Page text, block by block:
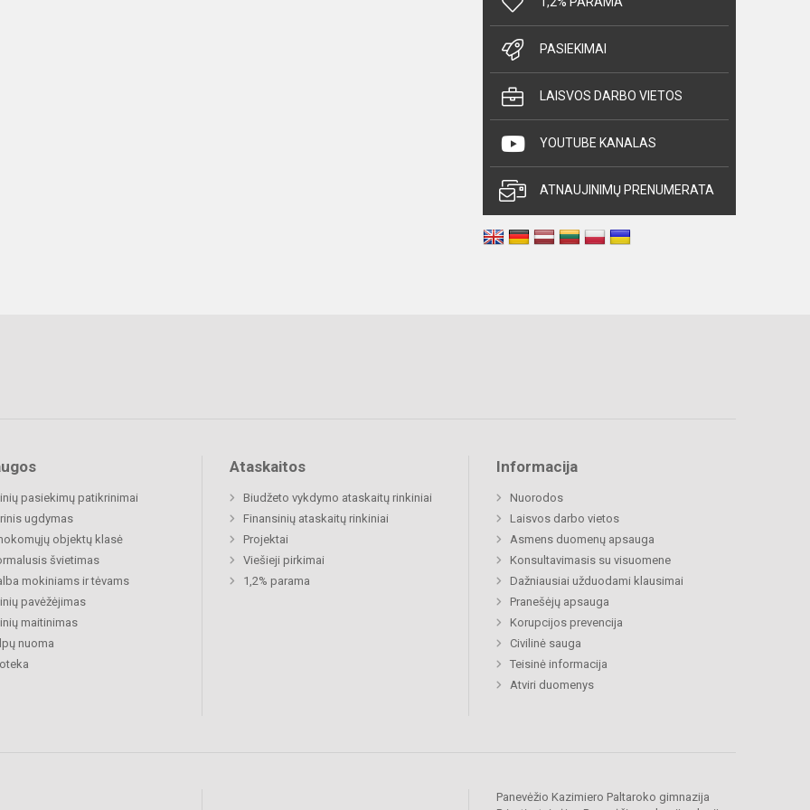
PASIEKIMAI
LAISVOS DARBO VIETOS
YOUTUBE KANALAS
ATNAUJINIMŲ PRENUMERATA
pasiekimų patikrinimai
ugdymas
objektų klasė
švietimas
mokiniams ir tėvams
pavėžėjimas
maitinimas
nuoma
Ataskaitos
Biudžeto vykdymo ataskaitų rinkiniai
Finansinių ataskaitų rinkiniai
Projektai
Viešieji pirkimai
1,2% parama
Informacija
Nuorodos
Laisvos darbo vietos
Asmens duomenų apsauga
Konsultavimasis su visuomene
Dažniausiai užduodami klausimai
Pranešėjų apsauga
Korupcijos prevencija
Civilinė sauga
Teisinė informacija
Atviri duomenys
Panevėžio Kazimiero Paltaroko gimnazija